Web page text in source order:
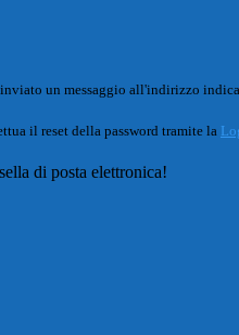
un messaggio all'indirizzo
il reset della password tramite la
di posta elettronica!